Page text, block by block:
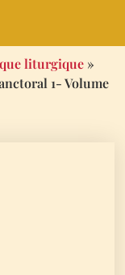
liturgique »
1- Volume